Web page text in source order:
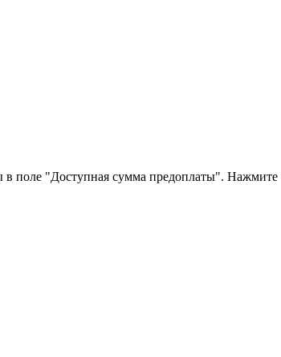
в поле "Доступная сумма предоплаты". Нажмите